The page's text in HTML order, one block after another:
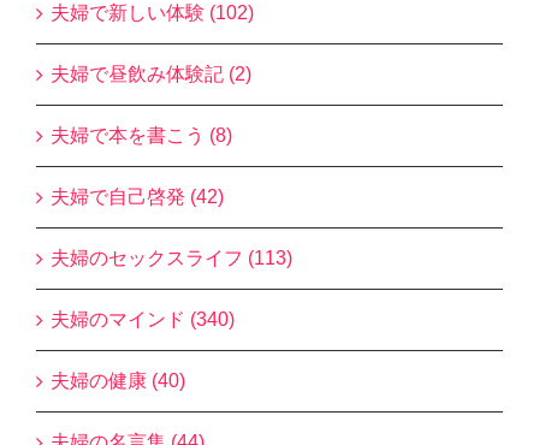
夫婦で新しい体験 (102)
夫婦で昼飲み体験記 (2)
夫婦で本を書こう (8)
夫婦で自己啓発 (42)
夫婦のセックスライフ (113)
夫婦のマインド (340)
夫婦の健康 (40)